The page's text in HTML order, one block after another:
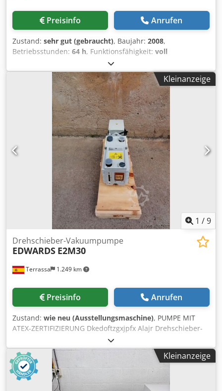
Preisinfo Anrufen
Zustand: sehr gut (gebraucht), Baujahr: 2008,
Betriebsstunden: 64 h, Funktionsfähigkeit: voll
5, Papierbreite (min.):
mm, Papierbreite (max.):520 mm, - Ryobi PCS-H -
Wendung 2:3 / 5:0 - RYOBI halbautomatischer
Plattenwechsler - IR Trockner - Puderapparat Grafix Digital
3000 - Elektronische Seitenmarkenkontrolle - elektronische
Doppelbogenkontrolle - Ultraschall-Doppelbogenkontrolle -
Hochstapel Ausleger Djdpfxjzduu Us Alajkr -
Schuppenanleger - automatische
Gummituchwascheinrichtung
Kleinanzeige
1 /9
Terrassa 1.249 km
Drehschieber-Vakuumpumpe
EDWARDS E2M30
Preisinfo Anrufen
Zustand: wie neu (Ausstellungsmaschine), PUMPE MIT
ATEX-ZERTIFIZIERUNG Dkedoftzgxjpfx Alajr Drehschieber-
Vakuumpumpe im Ölbad. Auf Lager verfügbar. Komplett
überholte Pumpe. Mit Garantie. Nennfördermenge: 30 m3
/ h bei 50Hz. Endvakuum: 1x10^-3 mbar abs. Jede Klärung,
zögern Sie nicht, uns zu kontaktieren.
Kleinanzeige